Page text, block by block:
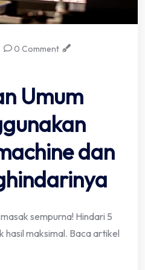
0 Comment
Umum
dan
sempurna! Hindari 5
hasil maksimal. Baca artikel